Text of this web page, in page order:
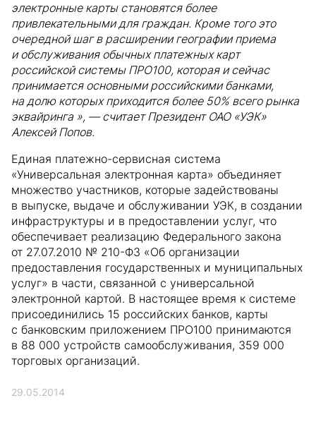
электронные карты становятся более
привлекательными для граждан. Кроме того это
очередной шаг в расширении географии приема
и обслуживания обычных платежных карт
российской системы ПРО100, которая и сейчас
принимается основными российскими банками,
на долю которых приходится более 50% всего рынка
эквайринга », — считает Президент ОАО «УЭК»
Алексей Попов.
Единая платежно-сервисная система
«Универсальная электронная карта» объединяет
множество участников, которые задействованы
в выпуске, выдаче и обслуживании УЭК, в создании
инфраструктуры и в предоставлении услуг, что
обеспечивает реализацию Федерального закона
от 27.07.2010 № 210-ФЗ «Об организации
предоставления государственных и муниципальных
услуг» в части, связанной с универсальной
электронной картой. В настоящее время к системе
присоединились 15 российских банков, карты
с банковским приложением ПРО100 принимаются
в 88 000 устройств самообслуживания, 359 000
торговых организаций.
29.05.2014